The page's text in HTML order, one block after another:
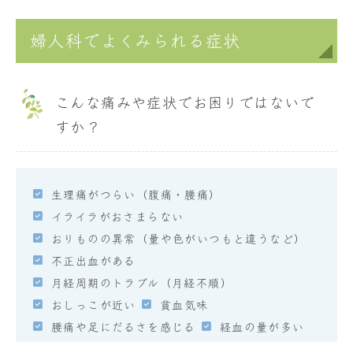
婦人科でよくみられる症状
こんな痛みや症状でお困りではないで
すか？
生理痛がつらい（腹痛・腰痛）
イライラがおさまらない
おりものの異常（量や色がいつもと違うなど）
不正出血がある
月経周期のトラブル（月経不順）
おしっこが近い
貧血気味
腰痛や足にだるさを感じる
経血の量が多い